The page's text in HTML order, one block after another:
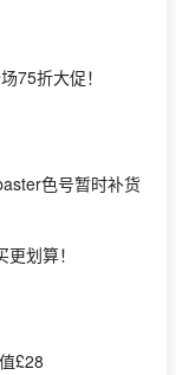
75折大促！
色号暂时补货
划算！
£28